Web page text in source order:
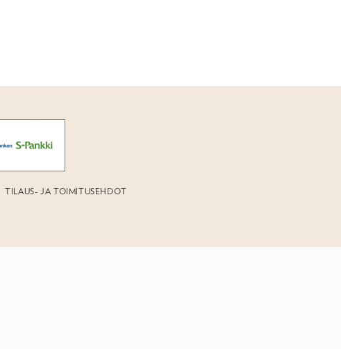
TILAUS- JA TOIMITUSEHDOT